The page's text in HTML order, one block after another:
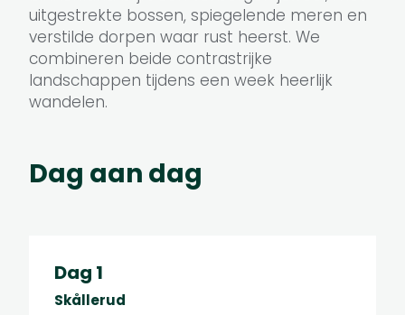
uitgestrekte bossen, spiegelende meren en
verstilde dorpen waar rust heerst. We
combineren beide contrastrijke
landschappen tijdens een week heerlijk
wandelen.
Dag aan dag
Dag 1
Skållerud